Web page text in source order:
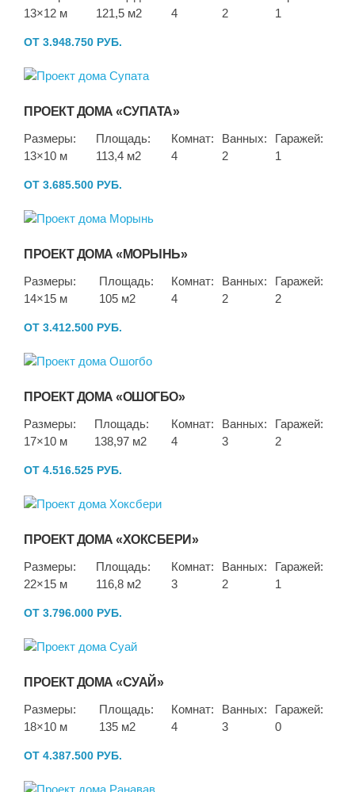
13×12 м
121,5 м2
4
2
1
ОТ 3.948.750 РУБ.
ПРОЕКТ ДОМА «СУПАТА»
Размеры:
13×10 м
Площадь:
113,4 м2
Комнат:
4
Ванных:
2
Гаражей:
1
ОТ 3.685.500 РУБ.
ПРОЕКТ ДОМА «МОРЫНЬ»
Размеры:
14×15 м
Площадь:
105 м2
Комнат:
4
Ванных:
2
Гаражей:
2
ОТ 3.412.500 РУБ.
ПРОЕКТ ДОМА «ОШОГБО»
Размеры:
17×10 м
Площадь:
138,97 м2
Комнат:
4
Ванных:
3
Гаражей:
2
ОТ 4.516.525 РУБ.
ПРОЕКТ ДОМА «ХОКСБЕРИ»
Размеры:
22×15 м
Площадь:
116,8 м2
Комнат:
3
Ванных:
2
Гаражей:
1
ОТ 3.796.000 РУБ.
ПРОЕКТ ДОМА «СУАЙ»
Размеры:
18×10 м
Площадь:
135 м2
Комнат:
4
Ванных:
3
Гаражей:
0
ОТ 4.387.500 РУБ.